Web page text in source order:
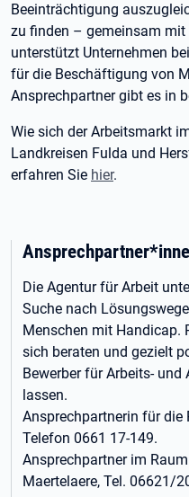
Beeinträchtigung
zu finden – gemeinsam mit
unterstützt Unternehmen
für die Beschäftigung von
Ansprechpartner gibt es in
Wie sich der Arbeitsmarkt
Landkreisen Fulda und
erfahren Sie hier.
Die Agentur für Arbeit
Suche nach
Menschen mit Handicap.
sich beraten und gezielt
Bewerber für Arbeits-
lassen.
Ansprechpartnerin für die
Telefon 0661 17-149.
Ansprechpartner im
Maertelaere, Tel. 06621/